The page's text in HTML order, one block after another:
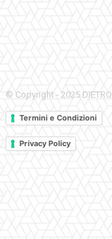
© Copyright - 2025
Termini e Condizioni
Privacy Policy